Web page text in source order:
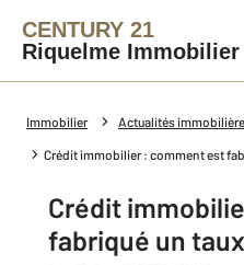
CENTURY 21
Riquelme Immobilier
Immobilier Actualités
Crédit immobilier : comment est
Crédit
fabriqué un